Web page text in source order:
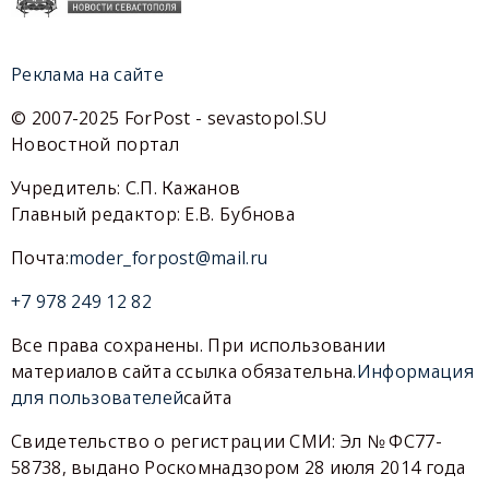
Реклама на сайте
© 2007-2025 ForPost - sevastopol.SU
Новостной портал
Учредитель: С.П. Кажанов
Главный редактор: Е.В. Бубнова
Почта:moder_forpost@mail.ru
+7 978 249 12 82
Все права сохранены. При использовании
материалов сайта ссылка обязательна.Информация
для пользователейсайта
Свидетельство о регистрации СМИ: Эл № ФС77-
58738, выдано Роскомнадзором 28 июля 2014 года